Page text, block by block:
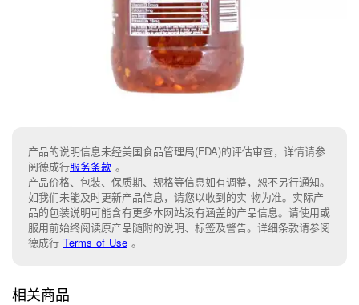
产品的说明信息未经美国食品管理局(FDA)的评估审查，详情请参
阅德成行服务条款 。
产品价格、包装、保质期、规格等信息如有调整，恕不另行通知。
如我们未能及时更新产品信息，请您以收到的实 物为准。实际产
品的包装说明可能含有更多本网站没有涵盖的产品信息。请使用或
服用前始终阅读原产品随附的说明、标签及警告。详细条款请参阅
德成行 Terms of Use 。
相关商品